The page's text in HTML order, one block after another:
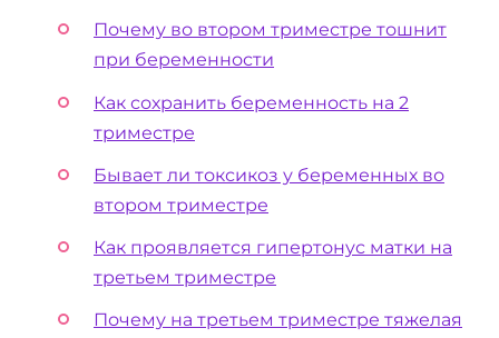
Почему во втором триместре тошнит
при беременности
Как сохранить беременность на 2
триместре
Бывает ли токсикоз у беременных во
втором триместре
Как проявляется гипертонус матки на
третьем триместре
Почему на третьем триместре тяжелая